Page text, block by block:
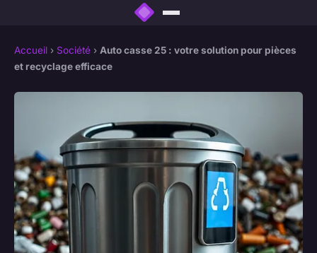
Accueil › Société › Auto casse 25 : votre solution pour pièces
et recyclage efficace